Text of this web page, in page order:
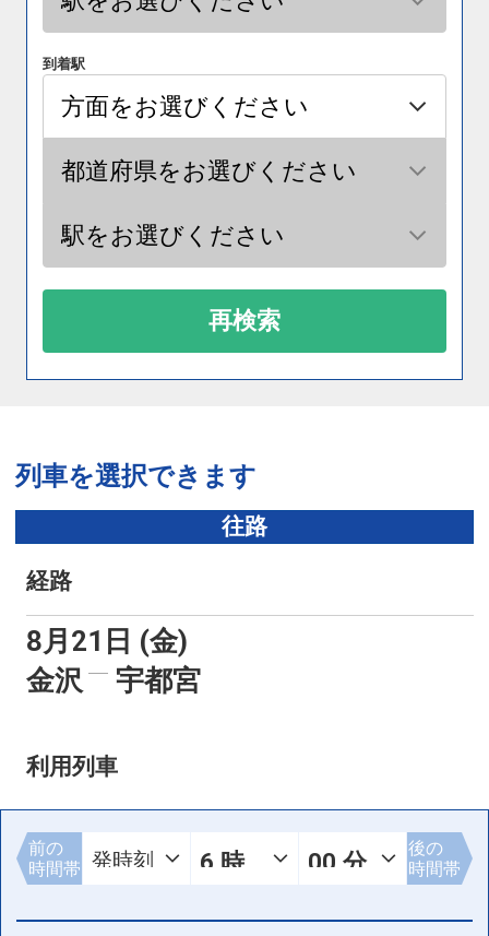
到着駅
再検索
列車を選択できます
往路
経路
8月21日 (金)
金沢
宇都宮
利用列車
前の
時間帯
後の
時間帯